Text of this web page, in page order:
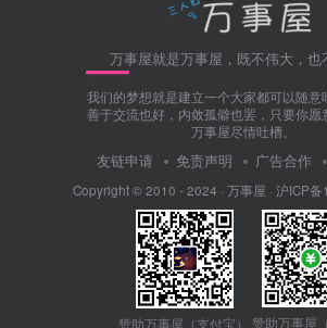
万事屋就是万事屋，既不伟大，也
我们的梦想就是建立一个大家都可以随意
善于交流也好，内敛孤僻也罢，只要你愿
万事屋尽情吐槽。
友链申请 免责声明 广告合作
Copyright © 2010 - 2024 · 万事屋 · 沪ICP备
赞助万事屋（支付宝） 赞助万事屋